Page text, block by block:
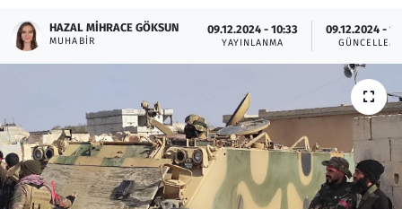
HAZAL MIHRACE GÖKSUN
MUHABIR
09.12.2024 - 10:33
YAYINLANMA
09.12.2024 -
Ramazan
Resmi İlanlar